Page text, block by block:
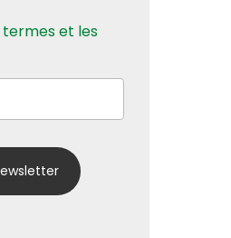
termes et les